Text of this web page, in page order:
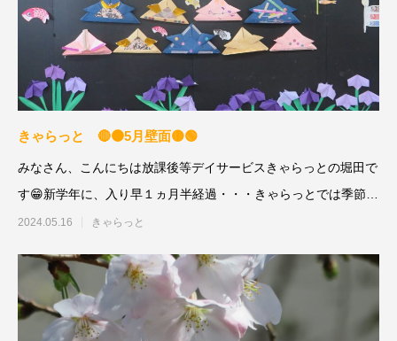
きゃらっと 🔴🟠5月壁面🟡🟢
みなさん、こんにちは放課後等デイサービスきゃらっとの堀田で
す😁新学年に、入り早１ヵ月半経過・・・きゃらっとでは季節の
制作
2024.05.16 きゃらっと